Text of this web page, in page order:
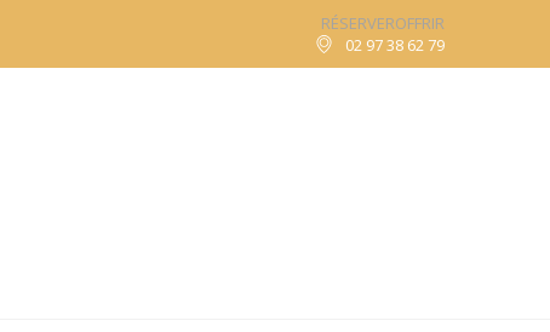
RÉSERVEROFFRIR
02 97 38 62 79